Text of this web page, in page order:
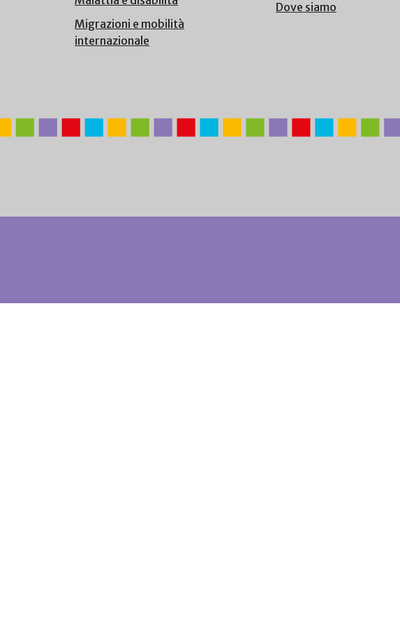
Migrazioni e mobilità
internazionale
Dove siamo